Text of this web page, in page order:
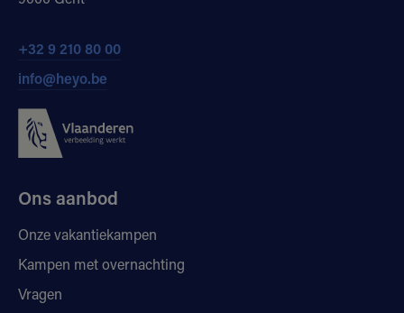
+32 9 210 80 00
info@heyo.be
Ons aanbod
Onze vakantiekampen
Kampen met overnachting
Vragen